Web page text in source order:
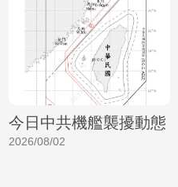
今日中共機艦襲擾動態
2026/08/02